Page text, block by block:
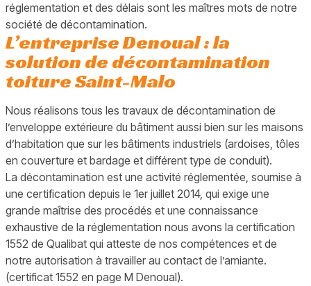
réglementation et des délais sont les maîtres mots de notre
société de décontamination.
L’entreprise Denoual : la
solution de décontamination
toiture Saint-Malo
Nous réalisons tous les travaux de décontamination de
l’enveloppe extérieure du bâtiment aussi bien sur les maisons
d’habitation que sur les bâtiments industriels (ardoises, tôles
en couverture et bardage et différent type de conduit).
La décontamination est une activité réglementée, soumise à
une certification depuis le 1er juillet 2014, qui exige une
grande maîtrise des procédés et une connaissance
exhaustive de la réglementation nous avons la certification
1552 de Qualibat qui atteste de nos compétences et de
notre autorisation à travailler au contact de l’amiante.
(certificat 1552 en page M Denoual).